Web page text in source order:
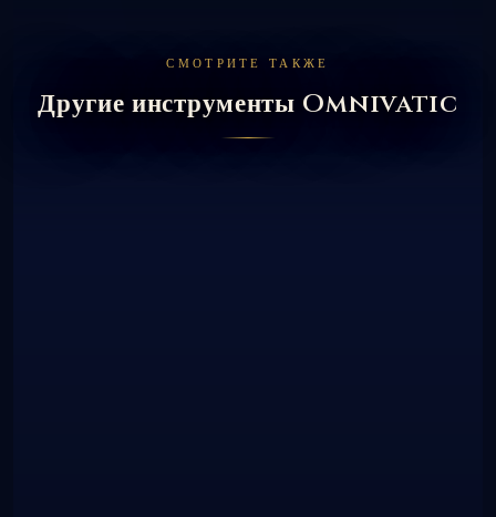
СМОТРИТЕ ТАКЖЕ
Другие инструменты Omnivatic